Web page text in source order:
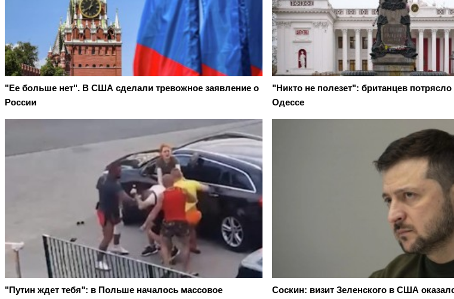
"Ее больше нет". В США сделали тревожное заявление о
России
"Никто не полезет": британцев
Одессе
"Путин ждет тебя": в Польше началось массовое
Соскин: визит Зеленского в США